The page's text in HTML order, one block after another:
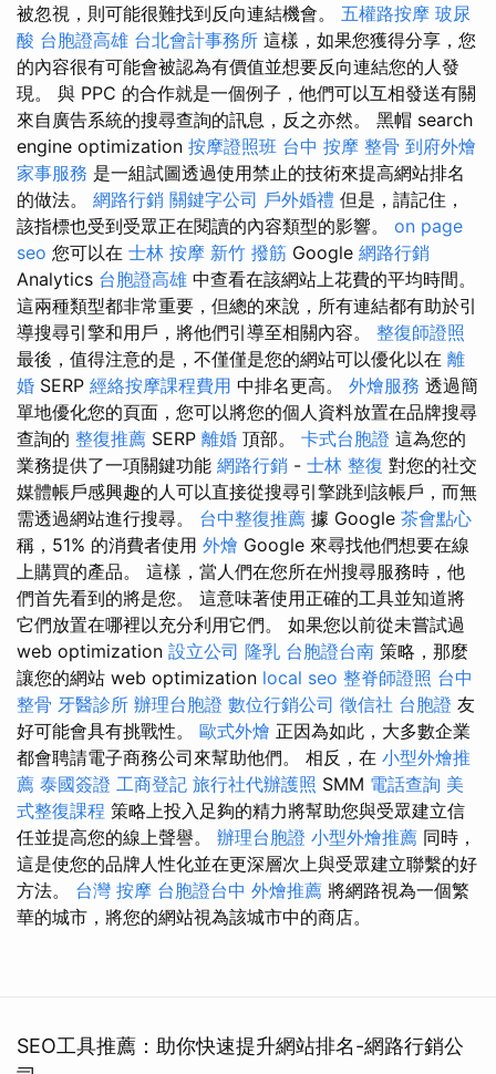
被忽視，則可能很難找到反向連結機會。 五權路按摩 玻尿
酸 台胞證高雄 台北會計事務所 這樣，如果您獲得分享，您
的內容很有可能會被認為有價值並想要反向連結您的人發
現。 與 PPC 的合作就是一個例子，他們可以互相發送有關
來自廣告系統的搜尋查詢的訊息，反之亦然。 黑帽 search
engine optimization 按摩證照班 台中 按摩 整骨 到府外燴
家事服務 是一組試圖透過使用禁止的技術來提高網站排名
的做法。 網路行銷 關鍵字公司 戶外婚禮 但是，請記住，
該指標也受到受眾正在閱讀的內容類型的影響。 on page
seo 您可以在 士林 按摩 新竹 撥筋 Google 網路行銷
Analytics 台胞證高雄 中查看在該網站上花費的平均時間。
這兩種類型都非常重要，但總的來說，所有連結都有助於引
導搜尋引擎和用戶，將他們引導至相關內容。 整復師證照
最後，值得注意的是，不僅僅是您的網站可以優化以在 離
婚 SERP 經絡按摩課程費用 中排名更高。 外燴服務 透過簡
單地優化您的頁面，您可以將您的個人資料放置在品牌搜尋
查詢的 整復推薦 SERP 離婚 頂部。 卡式台胞證 這為您的
業務提供了一項關鍵功能 網路行銷 - 士林 整復 對您的社交
媒體帳戶感興趣的人可以直接從搜尋引擎跳到該帳戶，而無
需透過網站進行搜尋。 台中整復推薦 據 Google 茶會點心
稱，51% 的消費者使用 外燴 Google 來尋找他們想要在線
上購買的產品。 這樣，當人們在您所在州搜尋服務時，他
們首先看到的將是您。 這意味著使用正確的工具並知道將
它們放置在哪裡以充分利用它們。 如果您以前從未嘗試過
web optimization 設立公司 隆乳 台胞證台南 策略，那麼
讓您的網站 web optimization local seo 整脊師證照 台中
整骨 牙醫診所 辦理台胞證 數位行銷公司 徵信社 台胞證 友
好可能會具有挑戰性。 歐式外燴 正因為如此，大多數企業
都會聘請電子商務公司來幫助他們。 相反，在 小型外燴推
薦 泰國簽證 工商登記 旅行社代辦護照 SMM 電話查詢 美
式整復課程 策略上投入足夠的精力將幫助您與受眾建立信
任並提高您的線上聲譽。 辦理台胞證 小型外燴推薦 同時，
這是使您的品牌人性化並在更深層次上與受眾建立聯繫的好
方法。 台灣 按摩 台胞證台中 外燴推薦 將網路視為一個繁
華的城市，將您的網站視為該城市中的商店。
SEO工具推薦：助你快速提升網站排名-網路行銷公